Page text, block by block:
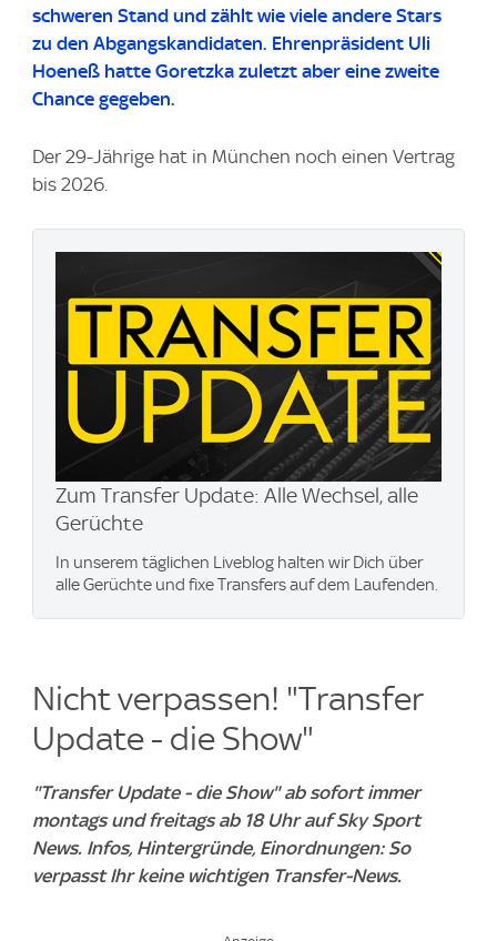
schweren Stand und zählt wie viele andere Stars
zu den Abgangskandidaten. Ehrenpräsident Uli
Hoeneß hatte Goretzka zuletzt aber eine zweite
Chance gegeben.
Der 29-Jährige hat in München noch einen Vertrag
bis 2026.
Zum Transfer Update: Alle Wechsel, alle
Gerüchte
In unserem täglichen Liveblog halten wir Dich über
alle Gerüchte und fixe Transfers auf dem Laufenden.
Nicht verpassen! "Transfer
Update - die Show"
"Transfer Update - die Show" ab sofort immer
montags und freitags ab 18 Uhr auf Sky Sport
News. Infos, Hintergründe, Einordnungen: So
verpasst Ihr keine wichtigen Transfer-News.